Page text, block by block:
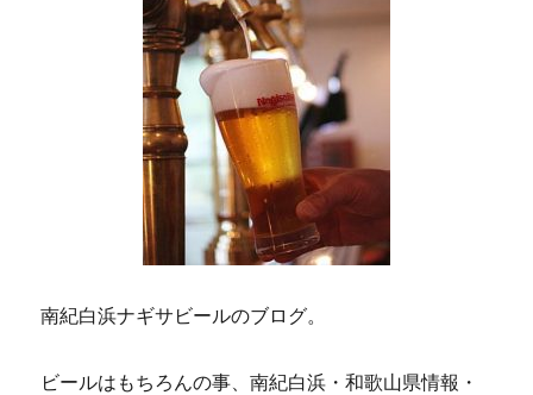
サ
ー
ビ
ス
ラ
ン
チ
♪
に
南紀白浜ナギサビールのブログ。
ビールはもちろんの事、南紀白浜・和歌山県情報・